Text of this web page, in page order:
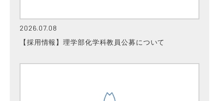
2026.07.08
【採用情報】理学部化学科教員公募について